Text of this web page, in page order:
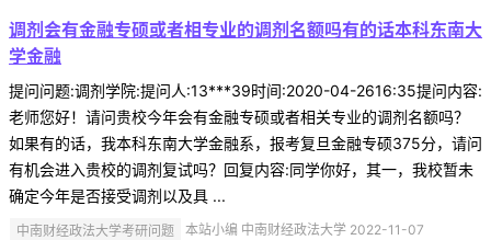
调剂会有金融专硕或者相专业的调剂名额吗有的话本科东南大
学金融
提问问题:调剂学院:提问人:13***39时间:2020-04-2616:35提问内容:
老师您好！请问贵校今年会有金融专硕或者相关专业的调剂名额吗？
如果有的话，我本科东南大学金融系，报考复旦金融专硕375分，请问
有机会进入贵校的调剂复试吗？回复内容:同学你好，其一，我校暂未
确定今年是否接受调剂以及具 ...
中南财经政法大学考研问题 本站小编 中南财经政法大学 2022-11-07